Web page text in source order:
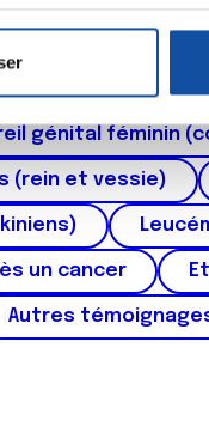
à tout moment à partir
combiner
de leurs
Cancer
génital féminin
(rein et vessie)
un cancer
Autres